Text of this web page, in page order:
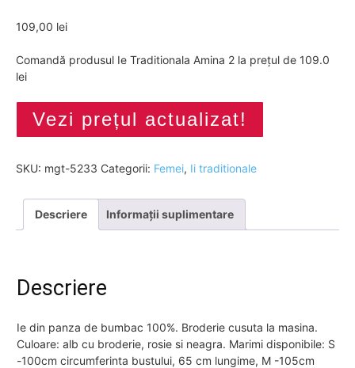
109,00 lei
Comandă produsul Ie Traditionala Amina 2 la prețul de 109.0
lei
Vezi prețul actualizat!
SKU: mgt-5233 Categorii: Femei, Ii traditionale
Descriere Informații suplimentare
Descriere
Ie din panza de bumbac 100%. Broderie cusuta la masina.
Culoare: alb cu broderie, rosie si neagra. Marimi disponibile: S
-100cm circumferinta bustului, 65 cm lungime, M -105cm